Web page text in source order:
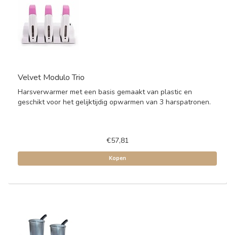
Velvet Modulo Trio
Harsverwarmer met een basis gemaakt van plastic en
geschikt voor het gelijktijdig opwarmen van 3 harspatronen.
€57,81
Kopen